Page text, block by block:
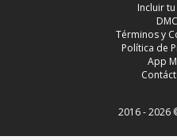
Incluir
Términos y
Política de
App
2016 - 2026